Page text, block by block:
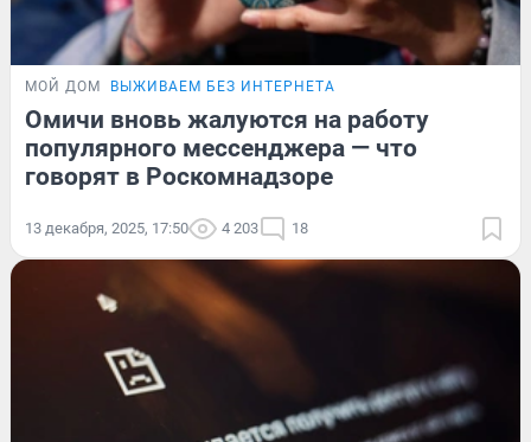
МОЙ ДОМ ВЫЖИВАЕМ БЕЗ ИНТЕРНЕТА
Омичи вновь жалуются на работу
популярного мессенджера — что
говорят в Роскомнадзоре
13 декабря, 2025, 17:50 4 203 18